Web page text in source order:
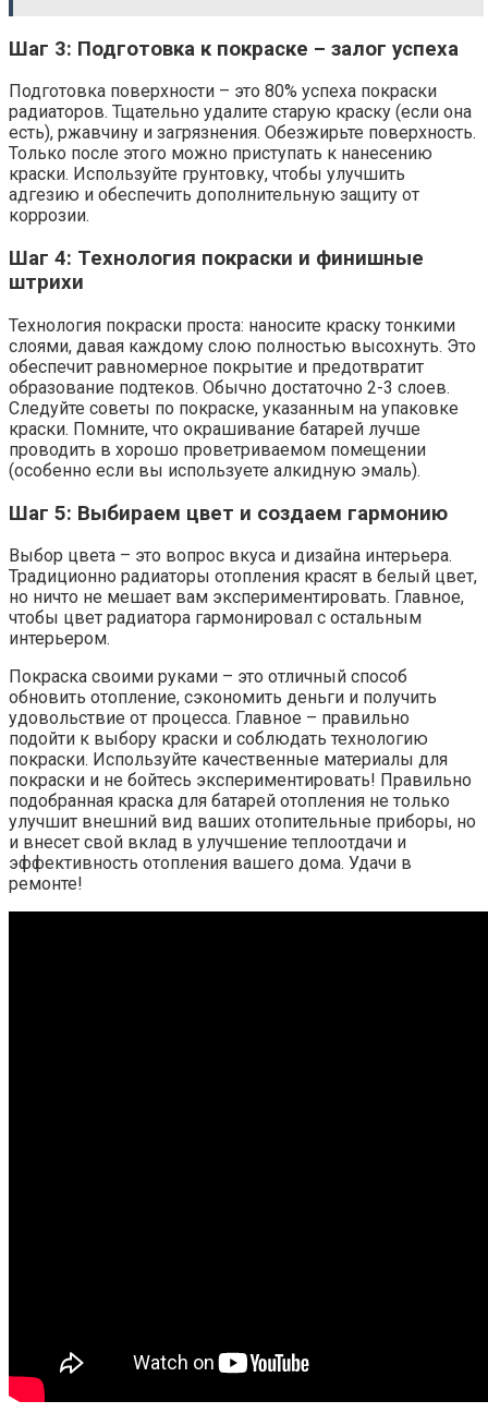
Шаг 3: Подготовка к покраске – залог успеха
Подготовка поверхности – это 80% успеха покраски
радиаторов. Тщательно удалите старую краску (если она
есть), ржавчину и загрязнения. Обезжирьте поверхность.
Только после этого можно приступать к нанесению
краски. Используйте грунтовку, чтобы улучшить
адгезию и обеспечить дополнительную защиту от
коррозии.
Шаг 4: Технология покраски и финишные
штрихи
Технология покраски проста: наносите краску тонкими
слоями, давая каждому слою полностью высохнуть. Это
обеспечит равномерное покрытие и предотвратит
образование подтеков. Обычно достаточно 2-3 слоев.
Следуйте советы по покраске, указанным на упаковке
краски. Помните, что окрашивание батарей лучше
проводить в хорошо проветриваемом помещении
(особенно если вы используете алкидную эмаль).
Шаг 5: Выбираем цвет и создаем гармонию
Выбор цвета – это вопрос вкуса и дизайна интерьера.
Традиционно радиаторы отопления красят в белый цвет,
но ничто не мешает вам экспериментировать. Главное,
чтобы цвет радиатора гармонировал с остальным
интерьером.
Покраска своими руками – это отличный способ
обновить отопление, сэкономить деньги и получить
удовольствие от процесса. Главное – правильно
подойти к выбору краски и соблюдать технологию
покраски. Используйте качественные материалы для
покраски и не бойтесь экспериментировать! Правильно
подобранная краска для батарей отопления не только
улучшит внешний вид ваших отопительные приборы, но
и внесет свой вклад в улучшение теплоотдачи и
эффективность отопления вашего дома. Удачи в
ремонте!